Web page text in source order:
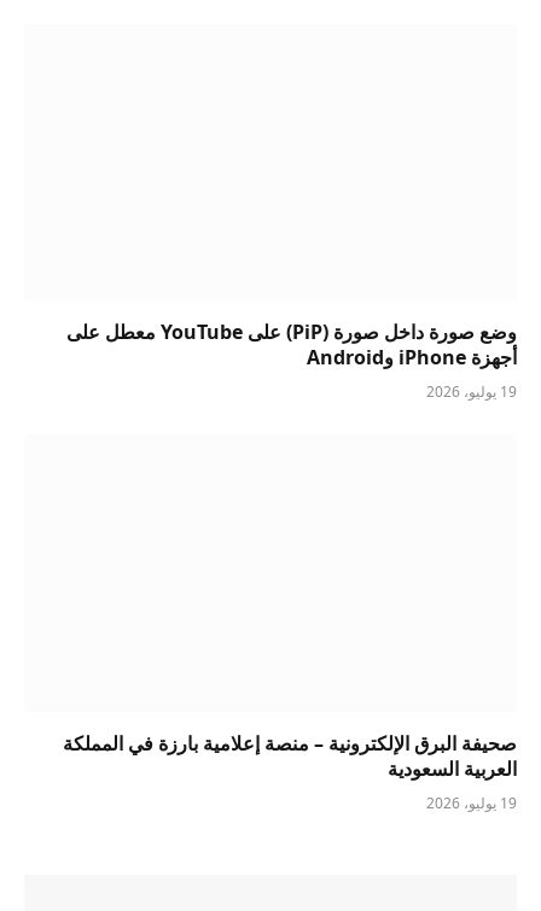
وضع صورة داخل صورة (PiP) على YouTube معطل على
أجهزة iPhone وAndroid
19 يوليو، 2026
صحيفة البرق الإلكترونية – منصة إعلامية بارزة في المملكة
العربية السعودية
19 يوليو، 2026